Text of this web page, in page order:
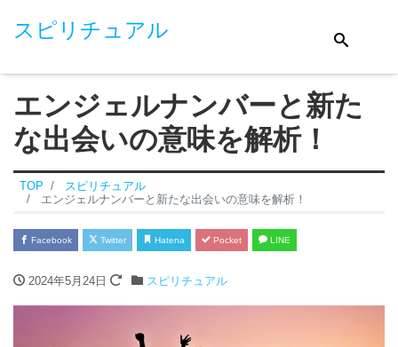
スピリチュアル
エンジェルナンバーと新た
な出会いの意味を解析！
TOP
スピリチュアル
エンジェルナンバーと新たな出会いの意味を解析！
Facebook Twitter Hatena Pocket LINE
2024年5月24日 スピリチュアル